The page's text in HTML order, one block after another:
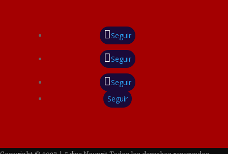
Seguir
Seguir
Seguir
Seguir